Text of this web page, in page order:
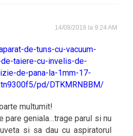
14/08/2018 la 9:24 AM
de-tuns-cu-vacuum-
taiere-cu-invelis-de-
de-pana-la-1mm-17-
pd/DTKMRNBBM/
multumit!
pare geniala…trage parul si nu
si sa dau cu aspiratorul